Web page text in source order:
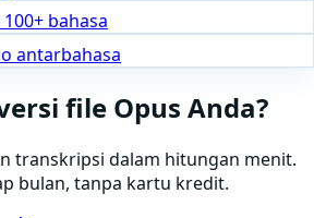
bahasa
antarbahasa
file Opus Anda?
transkripsi dalam hitungan menit.
bulan, tanpa kartu kredit.